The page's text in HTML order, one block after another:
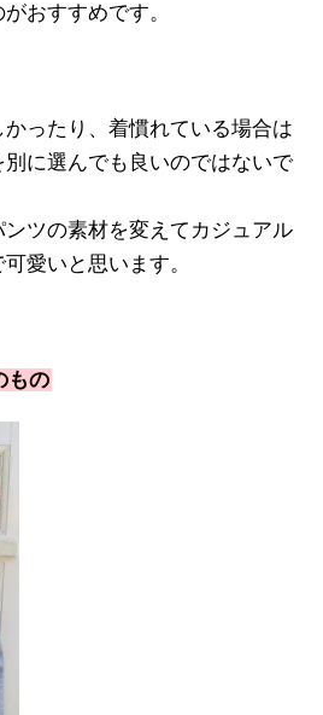
おすすめです。
ったり、着慣れている場合は
に選んでも良いのではないで
ツの素材を変えてカジュアル
愛いと思います。
もの